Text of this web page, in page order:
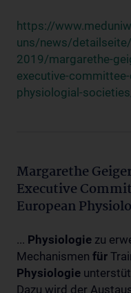
https://
uns/news/
2019/margarethe-
executive-
physiologial-
Margarethe
Executive
European
... Physiologie zu
Mechanismen für
Physiologie
Dazu wird der